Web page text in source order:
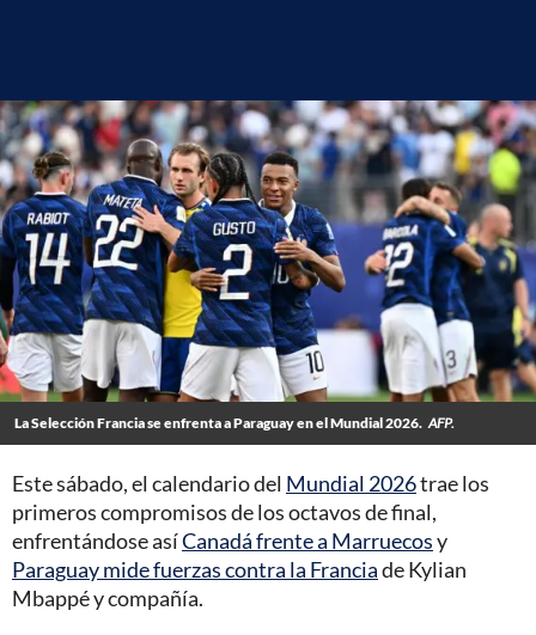
La Selección Francia se enfrenta a Paraguay en el Mundial 2026. AFP.
Este sábado, el calendario del Mundial 2026trae los
primeros compromisos de los octavos de final,
enfrentándose asíCanadá frente a Marruecosy
Paraguay mide fuerzas contra la Franciade Kylian
Mbappé y compañía.